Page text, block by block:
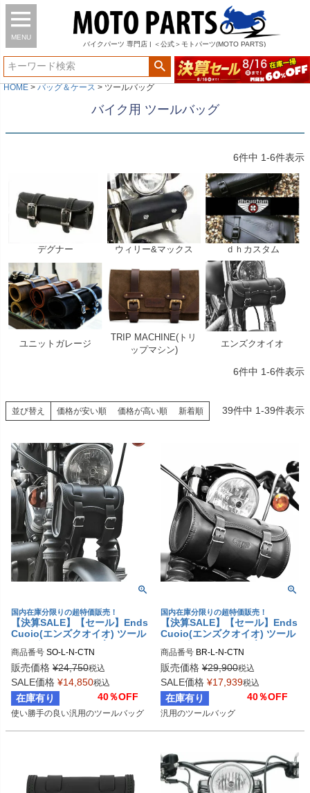
MENU
バイク パーツ 専門店 | ＜公式＞モトパーツ(MOTO PARTS)
HOME バッグ＆ケース ツールバッグ
バイク用 ツールバッグ
6件中 1-6件表示
デグナー ウィリー&マックス ｄｈカスタム
ユニットガレージ
TRIP MACHINE(トリ
ップマシン)
エンズクオイオ
6件中 1-6件表示
並び替え 価格が安い順 価格が高い順 新着順 39件中 1-39件表示
国内在庫分限りの超特価販売！
【決算SALE】【セール】Ends
Cuoio(エンズクオイオ) ツール
ザー
商品番号 SO-L-N-CTN
定番商品
販売価格 ¥24,750税込
SALE価格 ¥14,850税込
在庫有り 40％OFF
使い勝手の良い汎用のツールバッグ
国内在庫分限りの超特価販売！
【決算SALE】【セール】Ends
Cuoio(エンズクオイオ) ツール
ザー
商品番号 BR-L-N-CTN
BR.L.N
https://www.endscuoio.com/product/
big-round/
定番商品
販売価格 ¥29,900税込
SALE価格 ¥17,939税込
在庫有り 40％OFF
汎用のツールバッグ